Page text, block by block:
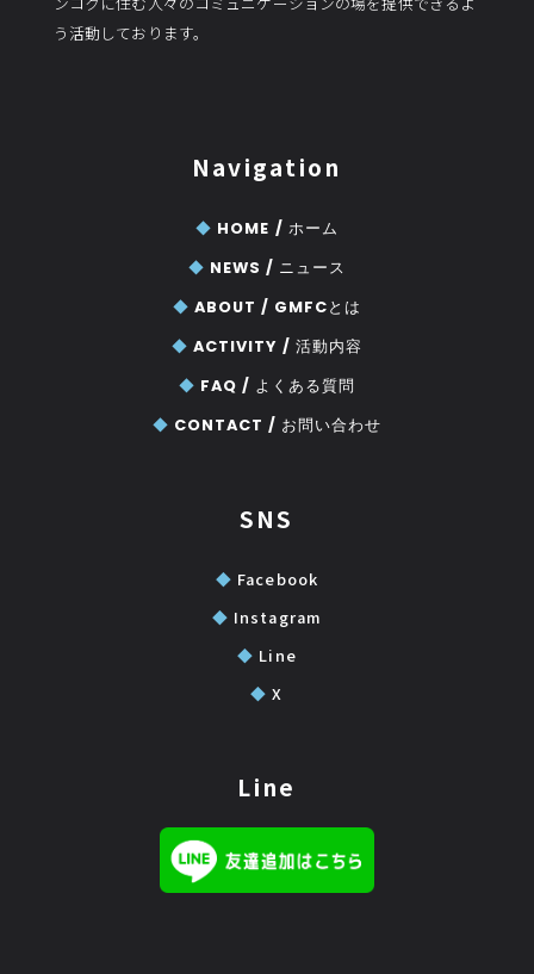
う活動しております。
Navigation
◆ HOME / ホーム
◆ NEWS / ニュース
◆ ABOUT / GMFCとは
◆ ACTIVITY / 活動内容
◆ FAQ / よくある質問
◆ CONTACT / お問い合わせ
SNS
◆ Facebook
◆ Instagram
◆ Line
◆ X
Line